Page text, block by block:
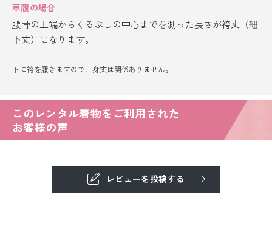
草履の場合
腰骨の上端からくるぶしの中心までを測った長さが袴丈（紐
下丈）になります。
下に袴を履きますので、身丈は関係ありません。
このレンタル着物をご利用された
お客様の声
レビューを投稿する